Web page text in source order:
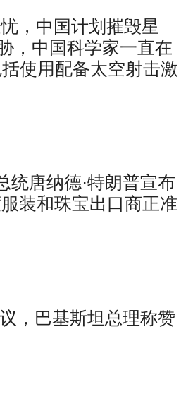
，中国计划摧毁星
，中国科学家一直在
使用配备太空射击激
唐纳德·特朗普宣布
装和珠宝出口商正准
，巴基斯坦总理称赞